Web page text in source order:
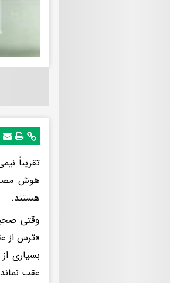
تقریباً
هوش
هستند.
بسیاری
عقب